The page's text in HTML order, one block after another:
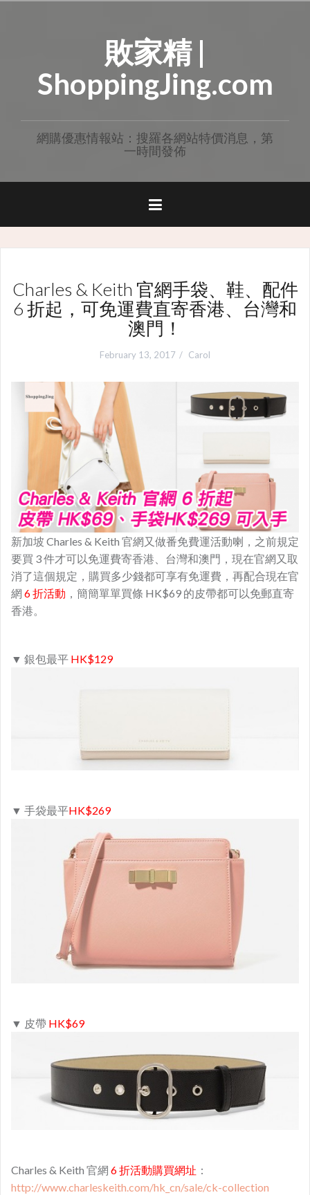
敗家精 |
ShoppingJing.com
網購優惠情報站：搜羅各網站特價消息，第
一時間發佈
Charles & Keith 官網手袋、鞋、配件
6 折起，可免運費直寄香港、台灣和
澳門！
February 13, 2017 Carol
新加坡 Charles & Keith 官網又做番免費運活動喇，之前規定
要買 3 件才可以免運費寄香港、台灣和澳門，現在官網又取
消了這個規定，購買多少錢都可享有免運費，再配合現在官
網 6 折活動 ，簡簡單單買條 HK$69 的皮帶都可以免郵直寄
香港。
▼ 銀包最平 HK$129
▼ 手袋最平HK$269
▼ 皮帶 HK$69
Charles & Keith 官網 6 折活動購買網址 ：
http://www.charleskeith.com/hk_cn/sale/ck-collection